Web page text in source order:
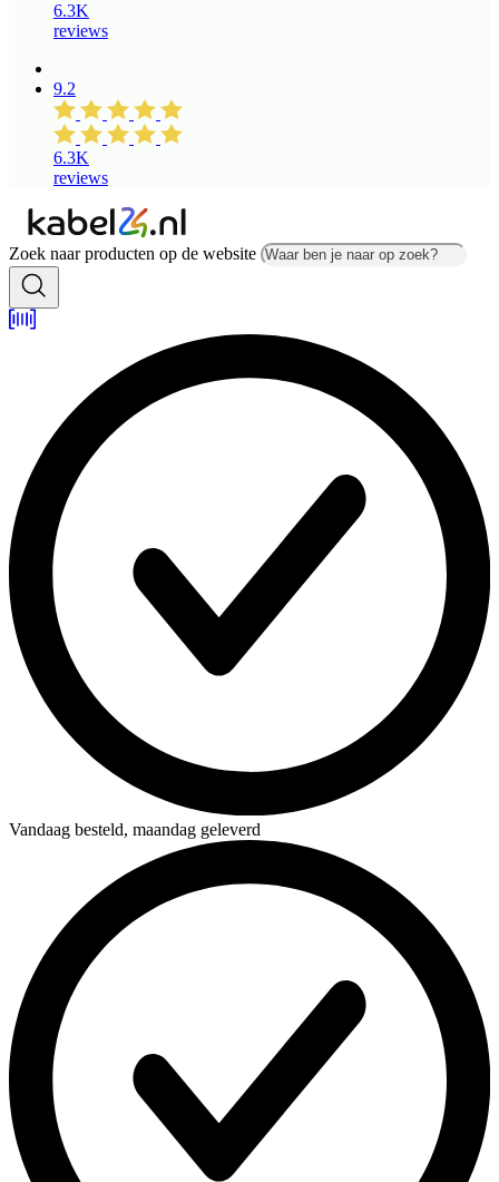
6.3K
reviews
9.2
6.3K
reviews
Zoek naar producten op de website
Vandaag besteld, maandag geleverd